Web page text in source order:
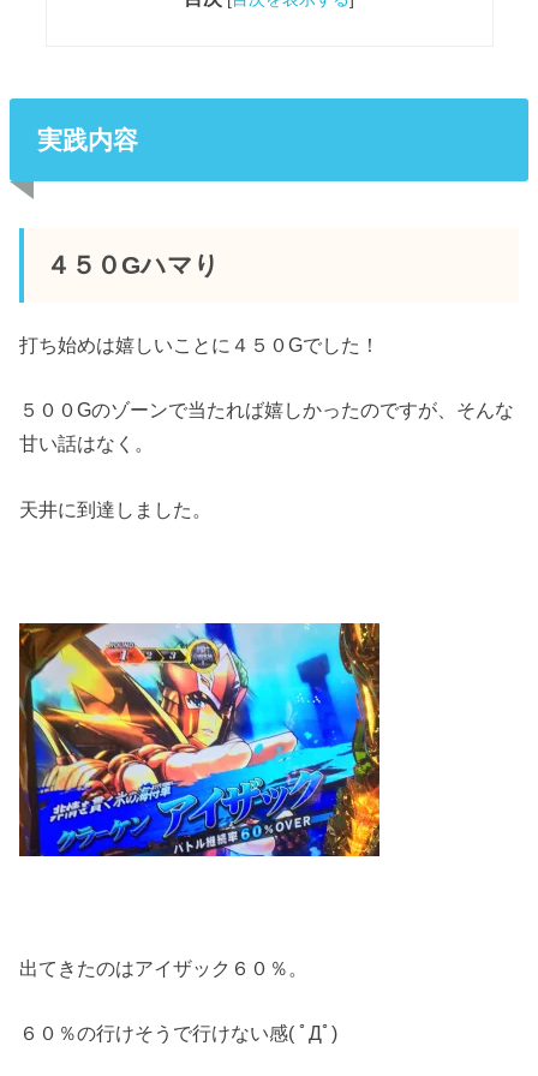
実践内容
４５０Gハマり
打ち始めは嬉しいことに４５０Gでした！
５００Gのゾーンで当たれば嬉しかったのですが、そんな
甘い話はなく。
天井に到達しました。
出てきたのはアイザック６０％。
６０％の行けそうで行けない感( ﾟДﾟ)